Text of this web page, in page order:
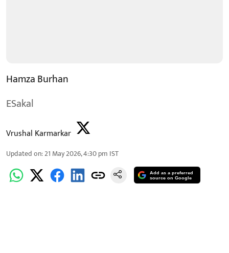
Hamza Burhan
ESakal
Vrushal Karmarkar
Updated on:21 May 2026, 4:30 pm IST
Add as a preferred
source on Google